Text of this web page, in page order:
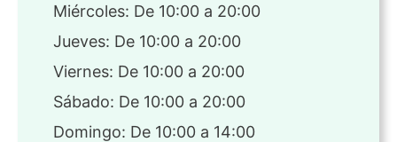
Miércoles: De 10:00 a 20:00
Jueves: De 10:00 a 20:00
Viernes: De 10:00 a 20:00
Sábado: De 10:00 a 20:00
Domingo: De 10:00 a 14:00